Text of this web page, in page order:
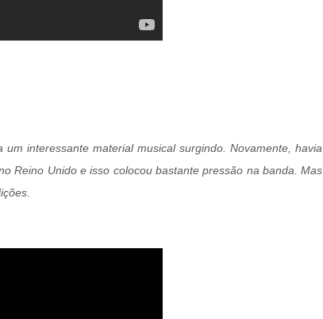
interessante material musical surgindo. Novamente, havia
Reino Unido e isso colocou bastante pressão na banda. Mas